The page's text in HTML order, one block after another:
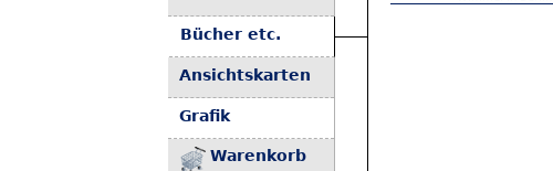
Bücher etc.
Ansichtskarten
Grafik
Warenkorb